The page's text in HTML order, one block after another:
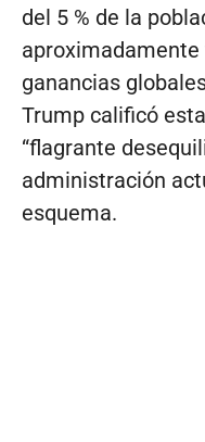
del 5 % de la
ganancias
Trump calificó
“flagrante
administración
esquema.